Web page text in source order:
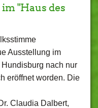
"Haus des
Ausstellung im
nach nur
eröffnet worden. Die
Claudia Dalbert,